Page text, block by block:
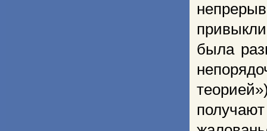
была